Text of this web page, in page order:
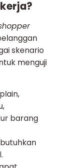
skenario
menguji
barang